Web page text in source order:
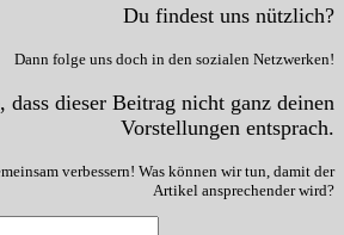
Du findest uns nützlich?
Dann folge uns doch in den sozialen Netzwerken!
dass dieser Beitrag nicht ganz deinen
Vorstellungen entsprach.
verbessern! Was können wir tun, damit der
Artikel ansprechender wird?